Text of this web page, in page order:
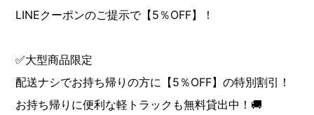
LINEクーポンのご提示で【5％OFF】！
✅大型商品限定
配送ナシでお持ち帰りの方に【5％OFF】の特別割引！
お持ち帰りに便利な軽トラックも無料貸出中！🚚